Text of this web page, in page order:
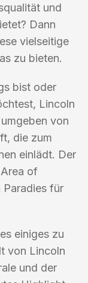
und
Dann
vielseitige
zu bieten.
bist oder
Lincoln
von
die zum
einlädt. Der
of
Paradies für
einiges zu
von Lincoln
und der